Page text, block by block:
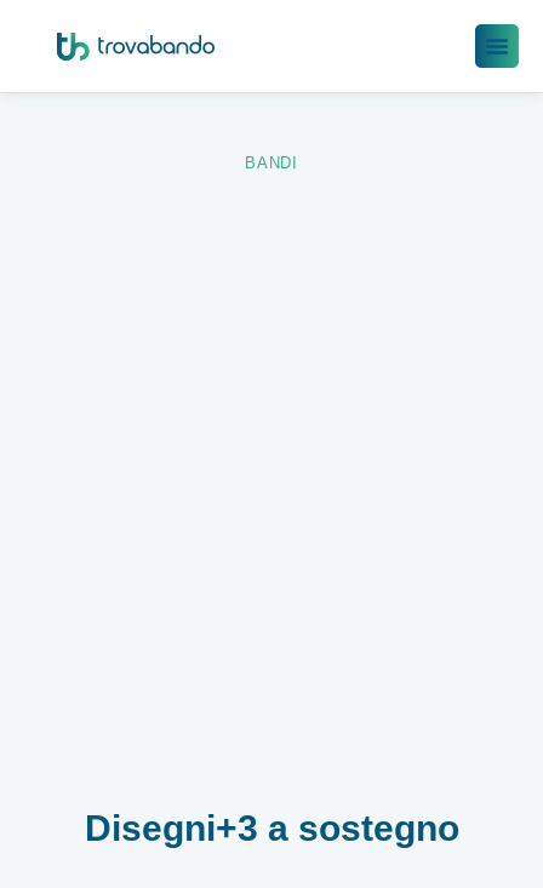
BANDI
Disegni+3 a sostegno